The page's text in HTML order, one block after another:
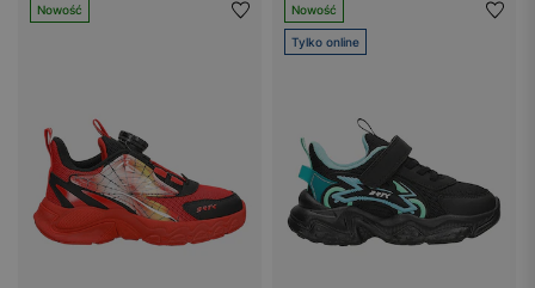
Nowość Nowość
Tylko online